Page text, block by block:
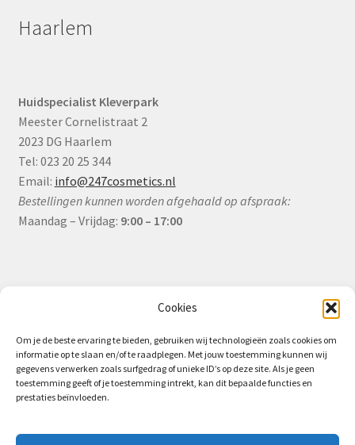
Cookies
Om je de beste ervaring te bieden, gebruiken wij technologieën zoals cookies om
informatie op te slaan en/of te raadplegen. Met jouw toestemming kunnen wij
gegevens verwerken zoals surfgedrag of unieke ID’s op deze site. Als je geen
toestemming geeft of je toestemming intrekt, kan dit bepaalde functies en
prestaties beïnvloeden.
Haarlem
Huidspecialist Kleverpark
Meester Cornelistraat 2
2023 DG Haarlem
Tel: 023 20 25 344
Email: info@247cosmetics.nl
Bestellingen kunnen worden afgehaald op afspraak:
Maandag – Vrijdag: 9:00 – 17:00
Algemene Voorwaarden (B2B)
Privacy & Cookiebeleid